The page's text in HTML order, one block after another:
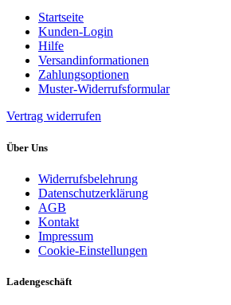
Startseite
Kunden-Login
Hilfe
Versandinformationen
Zahlungsoptionen
Muster-Widerrufsformular
Vertrag widerrufen
Über Uns
Widerrufsbelehrung
Datenschutzerklärung
AGB
Kontakt
Impressum
Cookie-Einstellungen
Ladengeschäft